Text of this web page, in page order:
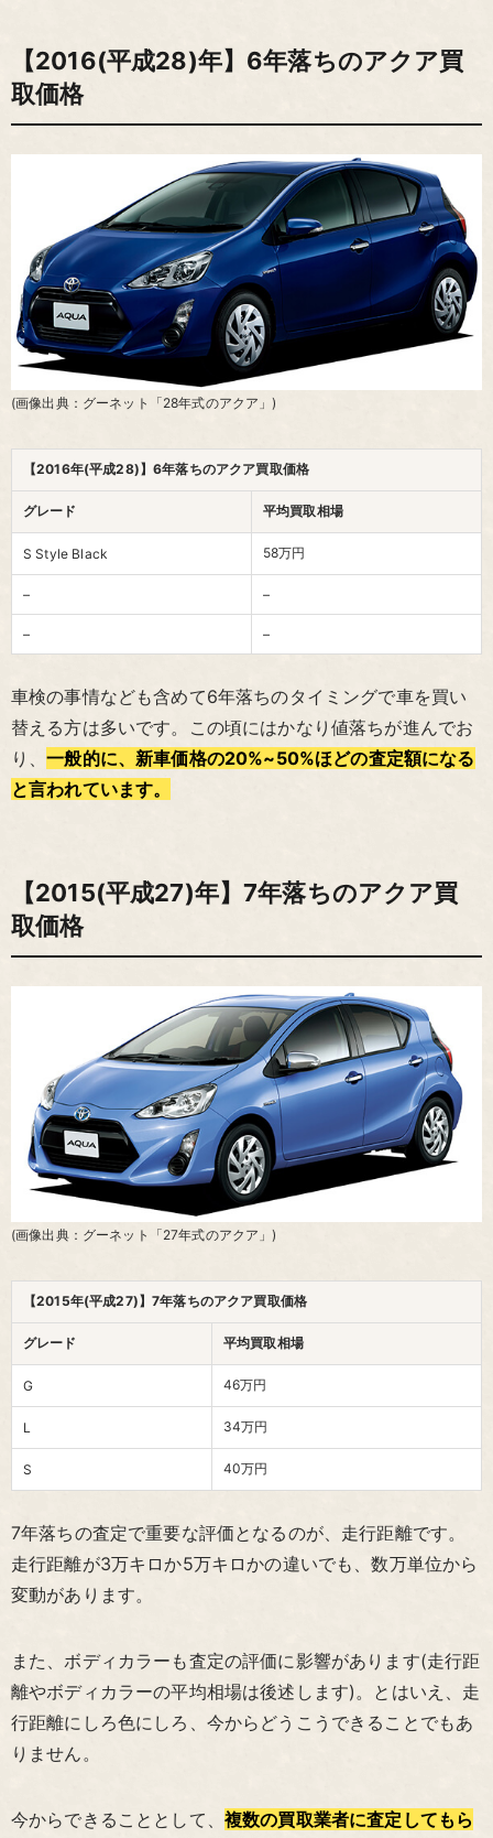
【2016(平成28)年】6年落ちのアクア買
取価格
(画像出典：グーネット「28年式のアクア」)
【2016年(平成28)】6年落ちのアクア買取価格
グレード 平均買取相場
S Style Black 58万円
– –
– –
車検の事情なども含めて6年落ちのタイミングで車を買い
替える方は多いです。この頃にはかなり値落ちが進んでお
り、一般的に、新車価格の20%~50%ほどの査定額になる
と言われています。
【2015(平成27)年】7年落ちのアクア買
取価格
(画像出典：グーネット「27年式のアクア」)
【2015年(平成27)】7年落ちのアクア買取価格
グレード 平均買取相場
G 46万円
L 34万円
S 40万円
7年落ちの査定で重要な評価となるのが、走行距離です。
走行距離が3万キロか5万キロかの違いでも、数万単位から
変動があります。
また、ボディカラーも査定の評価に影響があります(走行距
離やボディカラーの平均相場は後述します)。とはいえ、走
行距離にしろ色にしろ、今からどうこうできることでもあ
りません。
今からできることとして、 複数の買取業者に査定してもら